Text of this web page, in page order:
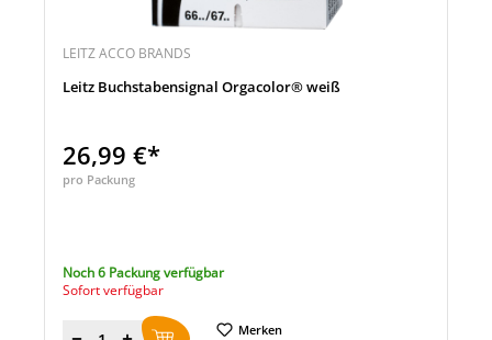
LEITZ ACCO BRANDS
Leitz Buchstabensignal Orgacolor® weiß
26,99 €*
pro Packung
Noch 6 Packung verfügbar
Sofort verfügbar
Merken